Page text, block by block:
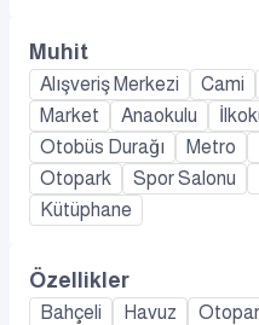
Muhit
Alışveriş Merkezi Cami
Market
Anaokulu
Otobüs Durağı
Metro
Otopark
Spor Salonu
Kütüphane
Özellikler
Bahçeli Havuz